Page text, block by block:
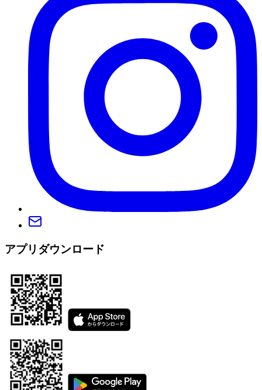
アプリダウンロード